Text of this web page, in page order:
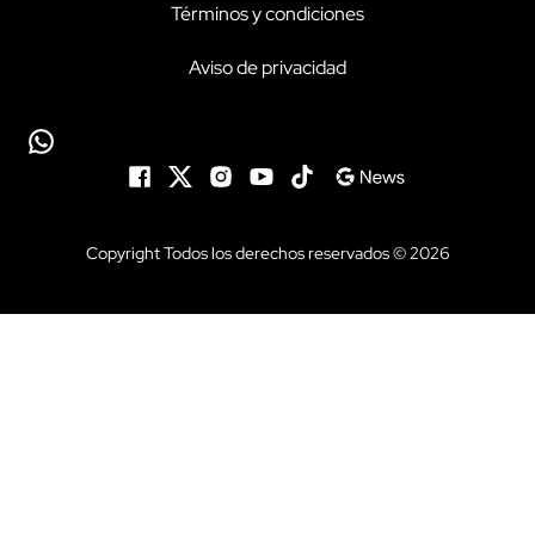
Términos y condiciones
Aviso de privacidad
Copyright Todos los derechos reservados © 2026